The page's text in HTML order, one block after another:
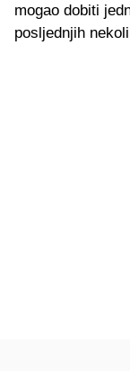
mogao dobiti
posljednjih